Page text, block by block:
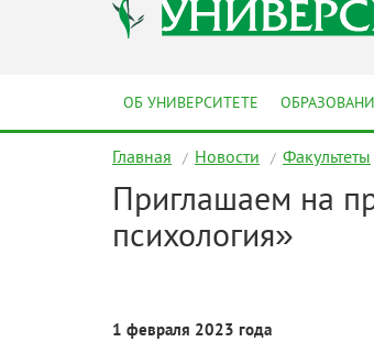
ОБ УНИВЕРСИТЕТЕ
Главная Новости Факультеты
Приглашаем на
психология»
1 февраля 2023 года